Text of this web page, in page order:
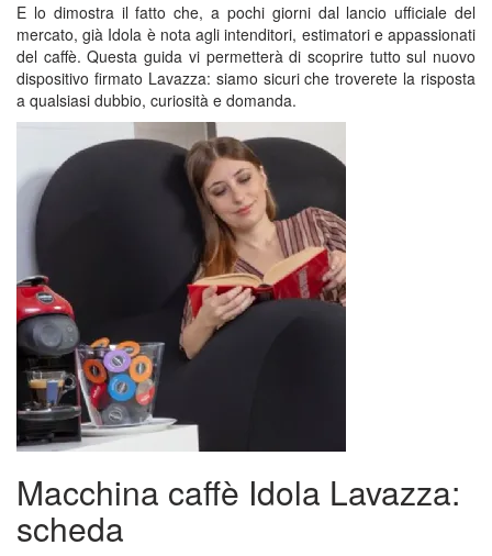
E lo dimostra il fatto che, a pochi giorni dal lancio ufficiale del
mercato, già Idola è nota agli intenditori, estimatori e appassionati
del caffè. Questa guida vi permetterà di scoprire tutto sul nuovo
dispositivo firmato Lavazza: siamo sicuri che troverete la risposta
a qualsiasi dubbio, curiosità e domanda.
Macchina caffè Idola Lavazza:
scheda